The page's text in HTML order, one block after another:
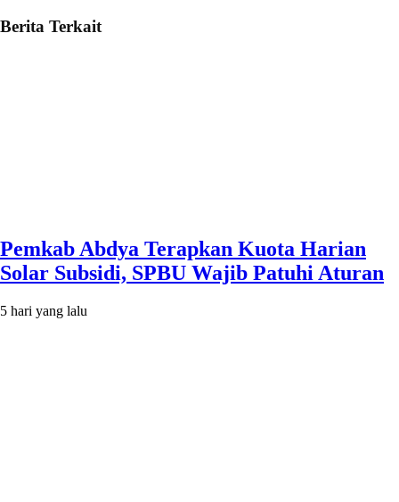
Berita Terkait
Pemkab Abdya Terapkan Kuota Harian
Solar Subsidi, SPBU Wajib Patuhi Aturan
5 hari yang lalu